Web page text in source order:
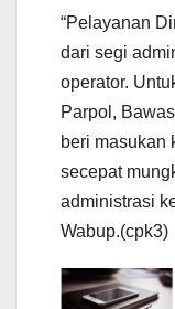
“Pelayanan
dari segi
operator.
Parpol,
beri masukan
secepat
administrasi
Wabup.(cpk3)